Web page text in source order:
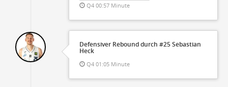
Q4 00:57 Minute
Defensiver Rebound durch #25 Sebastian
Heck
Q4 01:05 Minute